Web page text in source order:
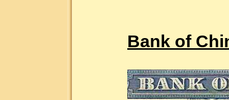
Bank of